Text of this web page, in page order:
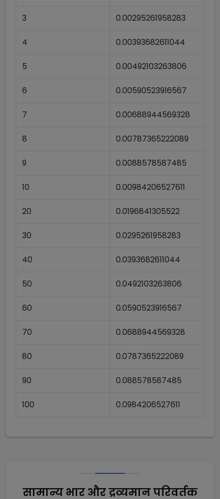
3 0.00295261958283
4 0.00393682611044
5 0.00492103263806
6 0.00590523916567
7 0.00688944569328
8 0.00787365222089
9 0.0088578587485
10 0.00984206527611
20 0.0196841305522
30 0.0295261958283
40 0.0393682611044
50 0.0492103263806
60 0.0590523916567
70 0.0688944569328
80 0.0787365222089
90 0.088578587485
100 0.0984206527611
सामान्य भार और द्रव्यमान परिवर्तक